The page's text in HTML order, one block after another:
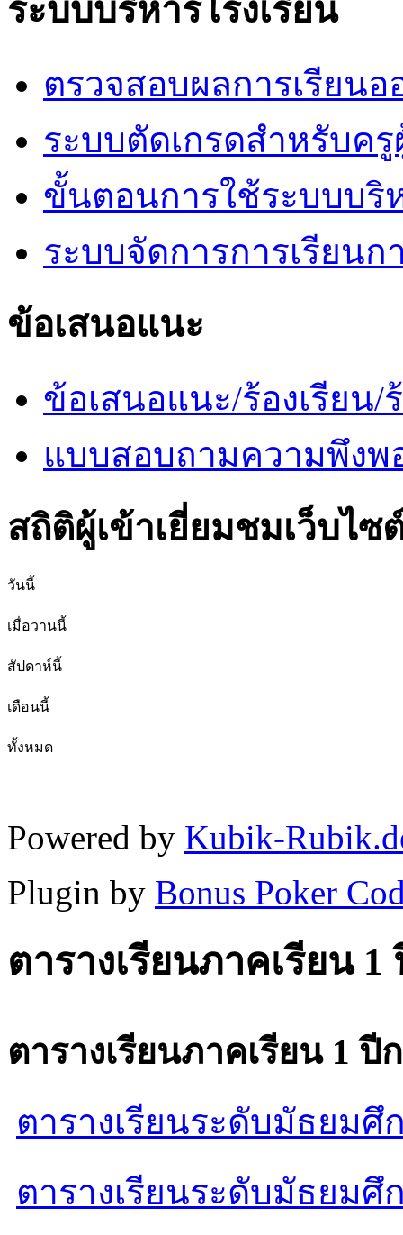
ระบบบริหารโรงเรียน
ตรวจสอบผลการเรียน
ระบบตัดเกรดสำหรับค
ขั้นตอนการใช้ระบบบริ
ระบบจัดการการเรียน
ข้อเสนอแนะ
ข้อเสนอแนะ/ร้องเรียน/
แบบสอบถามความพึงพ
สถิติผู้เข้าเยี่ยมชมเว็บไซ
วันนี้
เมื่อวานนี้
สัปดาห์นี้
เดือนนี้
ทั้งหมด
Powered by Kubik-
Plugin by Bonus Poker
ตารางเรียนภาคเรียน 1
ตารางเรียนภาคเรียน 1 ปี
ตารางเรียนระดับมัธยม
ตารางเรียนระดับมัธยม